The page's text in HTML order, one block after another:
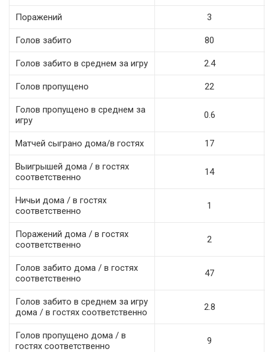
Поражений 3
Голов забито 80
Голов забито в среднем за игру 2.4
Голов пропущено 22
Голов пропущено в среднем за
игру
0.6
Матчей сыграно дома/в гостях 17
Выигрышей дома / в гостях
соответственно
14
Ничьи дома / в гостях
соответственно
1
Поражений дома / в гостях
соответственно
2
Голов забито дома / в гостях
соответственно
47
Голов забито в среднем за игру
дома / в гостях соответственно
2.8
Голов пропущено дома / в
гостях соответственно
9